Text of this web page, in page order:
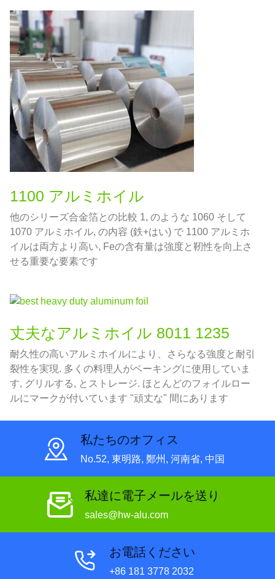
1100 アルミホイル
他のシリーズ合金箔との比較 1, のような 1060 そして
1070 アルミホイル, の内容 (鉄+はい) で 1100 アルミホ
イルは両方より高い, Feの含有量は強度と靭性を向上さ
せる重要な要素です
丈夫なアルミホイル 8011 1235
耐久性の高いアルミホイルにより、さらなる強度と耐引
裂性を実現. 多くの料理人がベーキングに使用していま
す, グリルする, とストレージ. ほとんどのフォイルロー
ルにマークが付いています "頑丈な" 間にあります
私たちのオフィス
No.52, 東明路, 鄭州, 河南省, 中国
私達に電子メールを送り
sales@hw-alu.com
お電話ください
+86 181 3778 2032